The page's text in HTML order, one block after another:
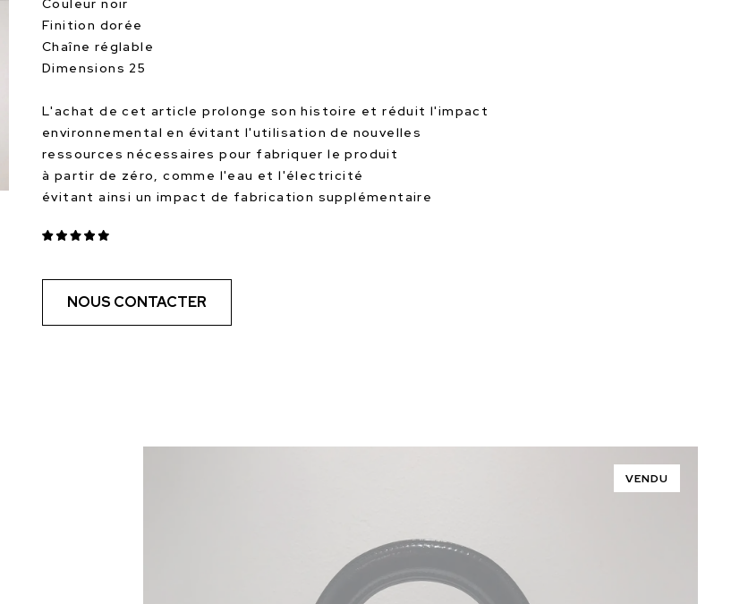
Couleur noir
Finition dorée
Chaîne réglable
Dimensions 25
L'achat de cet article prolonge son histoire et réduit l'impact
environnemental en évitant l'utilisation de nouvelles
ressources nécessaires pour fabriquer le produit
à partir de zéro, comme l'eau et l'électricité
évitant ainsi un impact de fabrication supplémentaire
NOUS CONTACTER
VENDU